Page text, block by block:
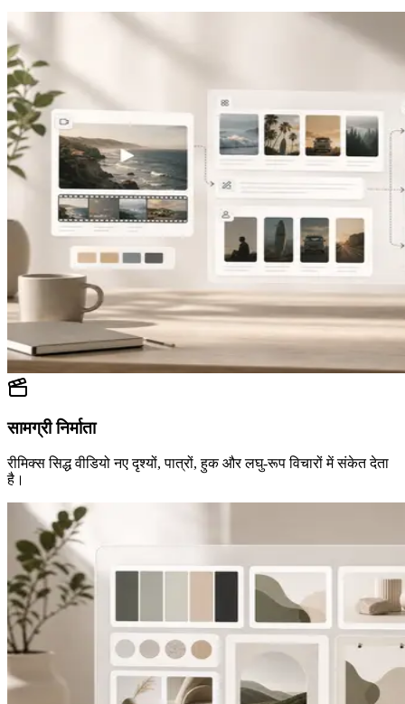
सामग्री निर्माता
रीमिक्स सिद्ध वीडियो नए दृश्यों, पात्रों, हुक और लघु-रूप विचारों में संकेत देता
है।